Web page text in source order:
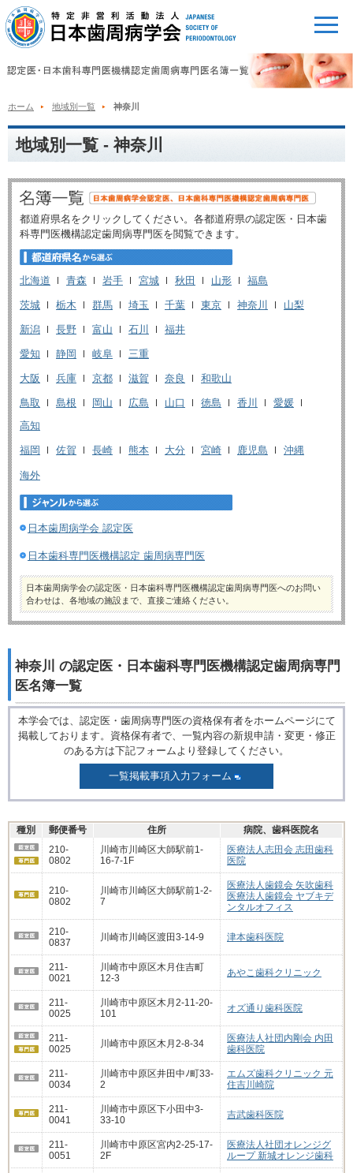
ホーム 地域別一覧 神奈川
地域別一覧 - 神奈川
都道府県名をクリックしてください。各都道府県の認定医・日本歯
科専門医機構認定歯周病専門医を閲覧できます。
北海道 青森 岩手 宮城 秋田 山形 福島
茨城 栃木 群馬 埼玉 千葉 東京 神奈川 山梨
新潟 長野 富山 石川 福井
愛知 静岡 岐阜 三重
大阪 兵庫 京都 滋賀 奈良 和歌山
鳥取 島根 岡山 広島 山口 徳島 香川
愛媛
高知
福岡 佐賀 長崎 熊本 大分 宮崎 鹿児島 沖縄
海外
日本歯周病学会 認定医
日本歯科専門医機構認定 歯周病専門医
日本歯周病学会の認定医・日本歯科専門医機構認定歯周病専門医へのお問い
合わせは、各地域の施設まで、直接ご連絡ください。
神奈川 の認定医・日本歯科専門医機構認定歯周病専門
医名簿一覧
本学会では、認定医・歯周病専門医の資格保有者をホームページにて
掲載しております。資格保有者で、一覧内容の新規申請・変更・修正
のある方は下記フォームより登録してください。
一覧掲載事項入力フォーム
種別 郵便番号 住所
病院、歯科医院名
210-
0802
川崎市川崎区大師駅前1-
16-7-1F
医療法人志田会 志田歯科
医院
210-
0802
川崎市川崎区大師駅前1-2-
7
医療法人歯鏡会 矢吹歯科
医療法人歯鏡会 ヤブキデ
ンタルオフィス
210-
0837
川崎市川崎区渡田3-14-9 津本歯科医院
211-
0021
川崎市中原区木月住吉町
12-3
あやこ歯科クリニック
211-
0025
川崎市中原区木月2-11-20-
101
オズ通り歯科医院
211-
0025
川崎市中原区木月2-8-34
医療法人社団内剛会 内田
歯科医院
211-
0034
川崎市中原区井田中ﾉ町33-
2
エムズ歯科クリニック 元
住吉川崎院
211-
0041
川崎市中原区下小田中3-
33-10
吉武歯科医院
211-
0051
川崎市中原区宮内2-25-17-
2F
医療法人社団オレンジグ
ループ 新城オレンジ歯科